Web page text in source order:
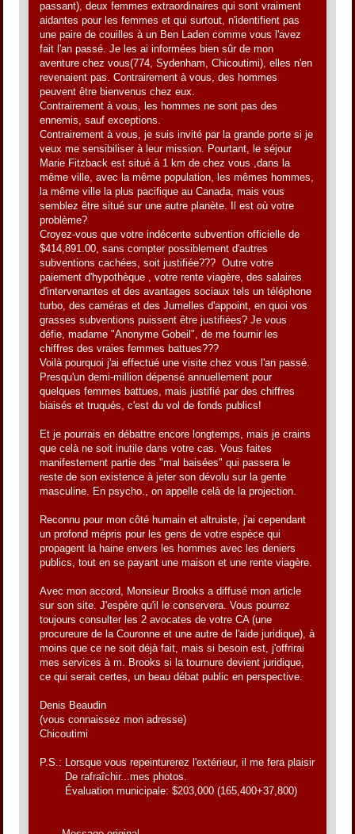
passant), deux femmes extraordinaires qui sont vraiment
aidantes pour les femmes et qui surtout, n'identifient pas
une paire de couilles à un Ben Laden comme vous l'avez
fait l'an passé. Je les ai informées bien sûr de mon
aventure chez vous(774, Sydenham, Chicoutimi), elles n'en
revenaient pas. Contrairement à vous, des hommes
peuvent être bienvenus chez eux.
Contrairement à vous, les hommes ne sont pas des
ennemis, sauf exceptions.
Contrairement à vous, je suis invité par la grande porte si je
veux me sensibiliser à leur mission. Pourtant, le séjour
Marie Fitzback est situé à 1 km de chez vous ,dans la
même ville, avec la même population, les mêmes hommes,
la même ville la plus pacifique au Canada, mais vous
semblez être situé sur une autre planète. Il est où votre
problème?
Croyez-vous que votre indécente subvention officielle de
$414,891.00, sans compter possiblement d'autres
subventions cachées, soit justifiée??? Outre votre
paiement d'hypothèque , votre rente viagère, des salaires
d'intervenantes et des avantages sociaux tels un téléphone
turbo, des caméras et des Jumelles d'appoint, en quoi vos
grasses subventions puissent être justifiées? Je vous
défie, madame "Anonyme Gobeil", de me fournir les
chiffres des vraies femmes battues???
Voilà pourquoi j'ai effectué une visite chez vous l'an passé.
Presqu'un demi-million dépensé annuellement pour
quelques femmes battues, mais justifié par des chiffres
biaisés et truqués, c'est du vol de fonds publics!
Et je pourrais en débattre encore longtemps, mais je crains
que celà ne soit inutile dans votre cas. Vous faites
manifestement partie des "mal baisées" qui passera le
reste de son existence à jeter son dévolu sur la gente
masculine. En psycho., on appelle celà de la projection.
Reconnu pour mon côté humain et altruiste, j'ai cependant
un profond mépris pour les gens de votre espèce qui
propagent la haine envers les hommes avec les deniers
publics, tout en se payant une maison et une rente viagère.
Avec mon accord, Monsieur Brooks a diffusé mon article
sur son site. J'espère qu'il le conservera. Vous pourrez
toujours consulter les 2 avocates de votre CA (une
procureure de la Couronne et une autre de l'aide juridique), à
moins que ce ne soit déjà fait, mais si besoin est, j'offrirai
mes services à m. Brooks si la tournure devient juridique,
ce qui serait certes, un beau débat public en perspective.
Denis Beaudin
(vous connaissez mon adresse)
Chicoutimi
P.S.: Lorsque vous repeinturerez l'extérieur, il me fera plaisir
De rafraîchir...mes photos.
Évaluation municipale: $203,000 (165,400+37,800)